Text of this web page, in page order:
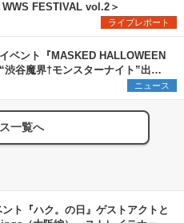
FESTIVAL vol.2＞
ライブレポート
ベント『MASKED HALLOWEEN
渋谷魔界†モンスターナイト”出演6
ニュース
一覧へ
ト『ハク。の日』ゲストアクトと